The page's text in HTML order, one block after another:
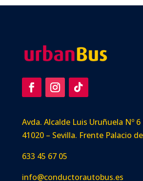
Avda. Alcalde Luis Uruñuela Nº
41020 – Sevilla. Frente Palacio
633 45 67 05
info@conductorautobus.es